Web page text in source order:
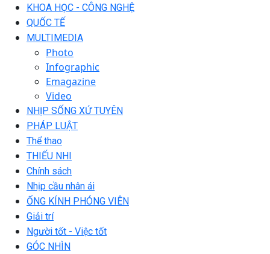
KHOA HỌC - CÔNG NGHỆ
QUỐC TẾ
MULTIMEDIA
Photo
Infographic
Emagazine
Video
NHỊP SỐNG XỨ TUYÊN
PHÁP LUẬT
Thể thao
THIẾU NHI
Chính sách
Nhịp cầu nhân ái
ỐNG KÍNH PHÓNG VIÊN
Giải trí
Người tốt - Việc tốt
GÓC NHÌN